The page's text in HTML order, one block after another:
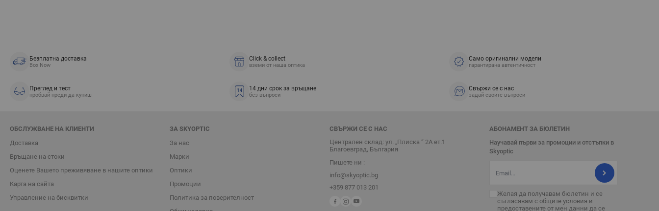
Безплатна доставка
Box Now
Click & collect
вземи от наша оптика
Само оригинални модели
гарантирана автентичност
Преглед и тест
пробвай преди да купиш
14 дни срок за връщане
без въпроси
Свържи се с нас
задай своите въпроси
ОБСЛУЖВАНЕ НА КЛИЕНТИ
Доставка
Връщане на стоки
Oценете Вашето преживяване в нашите оптики
Карта на сайта
Управление на бисквитки
ЗА SKYOPTIC
За нас
Марки
Оптики
Промоции
Политика за поверителност
СВЪРЖИ СЕ С НАС
Централен склад: ул. „Плиска “ 2А ет.1
Благоевград, България
Пишете ни :
info@skyoptic.bg
+359 877 013 201
АБОНАМЕНТ ЗА БЮЛЕТИН
Научавай първи за промоции и отстъпки в
Skyoptic
Желая да получавам бюлетин и се
съгласявам с общите условия и
предоставените от мен данни да се